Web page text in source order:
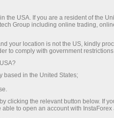
de
diversos promo
por el bróker
que podrán despertar
mostrar una mayor
actividades de
proyectos especiales
the USA. If you are a resident of the
Group including online trading,
your location is not the US, kindly
to comply with government
based in the United States;
clicking the relevant button below. If
to open an account with InstaForex